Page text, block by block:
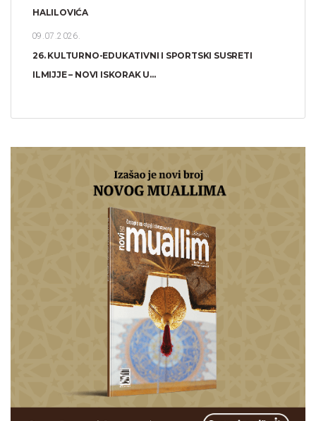
HALILOVIĆA
09.07.2026.
26. KULTURNO-EDUKATIVNI I SPORTSKI SUSRETI
ILMIJJE – NOVI ISKORAK U...